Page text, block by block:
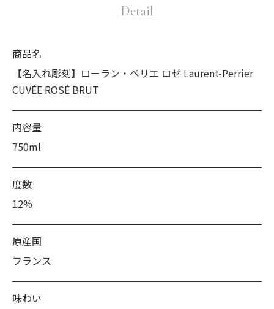
Detail
商品名
【名入れ彫刻】ローラン・ペリエ ロゼ Laurent-Perrier
CUVÉE ROSÉ BRUT
内容量
750ml
度数
12%
原産国
フランス
味わい